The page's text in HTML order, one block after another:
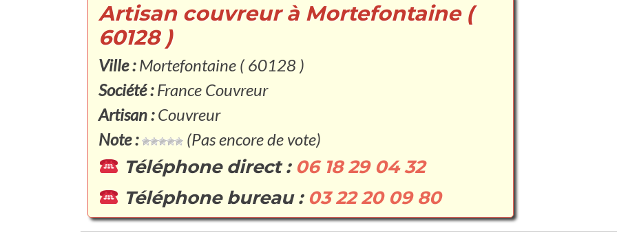
Artisan couvreur à Mortefontaine (
60128 )
Ville :Mortefontaine ( 60128 )
Société :France Couvreur
Artisan :Couvreur
Note :
(Pas encore de vote)
Téléphone direct : 06 18 29 04 32
Téléphone bureau : 03 22 20 09 80